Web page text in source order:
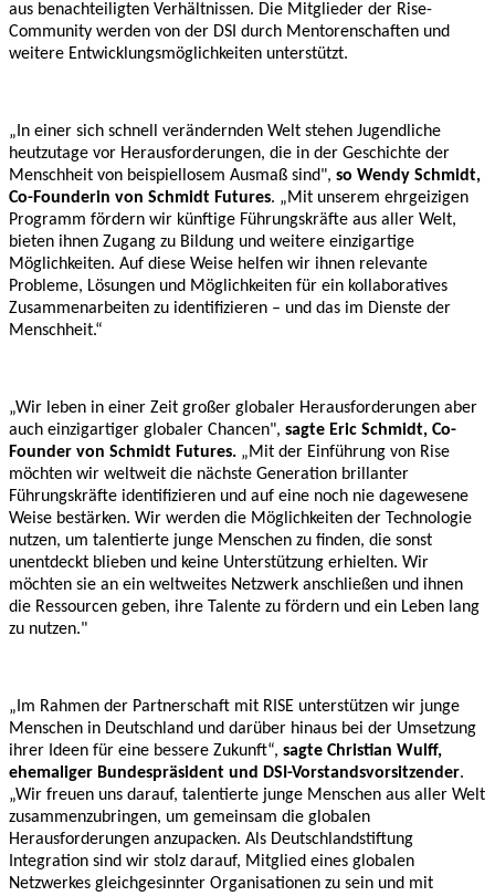
aus benachteiligten Verhältnissen. Die Mitglieder der Rise-
Community werden von der DSI durch Mentorenschaften und
weitere Entwicklungsmöglichkeiten unterstützt.
„In einer sich schnell verändernden Welt stehen Jugendliche
heutzutage vor Herausforderungen, die in der Geschichte der
Menschheit von beispiellosem Ausmaß sind", so Wendy Schmidt,
Co-Founderin von Schmidt Futures. „Mit unserem ehrgeizigen
Programm fördern wir künftige Führungskräfte aus aller Welt,
bieten ihnen Zugang zu Bildung und weitere einzigartige
Möglichkeiten. Auf diese Weise helfen wir ihnen relevante
Probleme, Lösungen und Möglichkeiten für ein kollaboratives
Zusammenarbeiten zu identifizieren – und das im Dienste der
Menschheit.“
„Wir leben in einer Zeit großer globaler Herausforderungen aber
auch einzigartiger globaler Chancen", sagte Eric Schmidt, Co-
Founder von Schmidt Futures. „Mit der Einführung von Rise
möchten wir weltweit die nächste Generation brillanter
Führungskräfte identifizieren und auf eine noch nie dagewesene
Weise bestärken. Wir werden die Möglichkeiten der Technologie
nutzen, um talentierte junge Menschen zu finden, die sonst
unentdeckt blieben und keine Unterstützung erhielten. Wir
möchten sie an ein weltweites Netzwerk anschließen und ihnen
die Ressourcen geben, ihre Talente zu fördern und ein Leben lang
zu nutzen."
„Im Rahmen der Partnerschaft mit RISE unterstützen wir junge
Menschen in Deutschland und darüber hinaus bei der Umsetzung
ihrer Ideen für eine bessere Zukunft“, sagte Christian Wulff,
ehemaliger Bundespräsident und DSI-Vorstandsvorsitzender.
„Wir freuen uns darauf, talentierte junge Menschen aus aller Welt
zusammenzubringen, um gemeinsam die globalen
Herausforderungen anzupacken. Als Deutschlandstiftung
Integration sind wir stolz darauf, Mitglied eines globalen
Netzwerkes gleichgesinnter Organisationen zu sein und mit